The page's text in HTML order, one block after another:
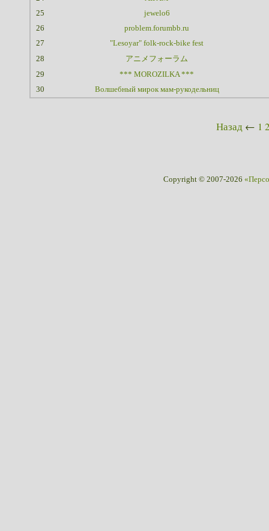
25
jewelo6
26
problem.forumbb.ru
27
"Lesoyar" folk-rock-bike fest
28
アニメフォーラム
29
*** MOROZILKA ***
30
Волшебный мирок мам-рукодельниц
Назад ← 1 2
Copyright © 2007-2026